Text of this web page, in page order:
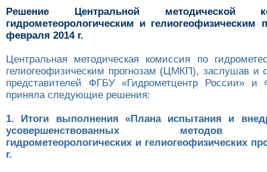
Решение Центральной методической
гидрометеорологическим и гелиогеофизическим
февраля 2014 г.
Центральная методическая комиссия по
гелиогеофизическим прогнозам (ЦМКП), заслушав и
представителей ФГБУ «Гидрометцентр России»
приняла следующие решения:
1. Итоги выполнения «Плана испытания и
усовершенствованных методов
гидрометеорологических и гелиогеофизических
г.